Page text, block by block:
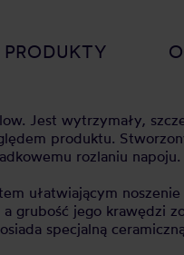
PRODUKTY
Jest wytrzymały,
produktu.
rozlaniu napoju.
ułatwiającym
grubość jego krawędzi
specjalną